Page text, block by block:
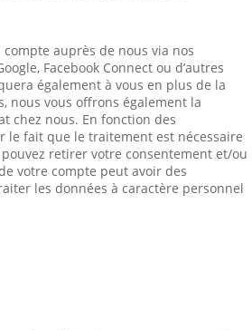
auprès de nous via nos
Facebook Connect ou d’autres
également à vous en plus de la
nous vous offrons également la
chez nous. En fonction des
le fait que le traitement est nécessaire
retirer votre consentement et/ou
votre compte peut avoir des
les données à caractère personnel